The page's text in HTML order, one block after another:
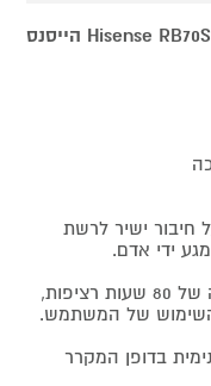
מקרר מקפיא תחתון 629 ליטר דגם Hisense RB70SKI הייסנס
חיבור ישיר לרשת
ידי אדם.
מנגנון שבת וחג הילכתי מתוכנת לעבודה של 80 שעות רציפות,
של המשתמש.
בדופן המקרר